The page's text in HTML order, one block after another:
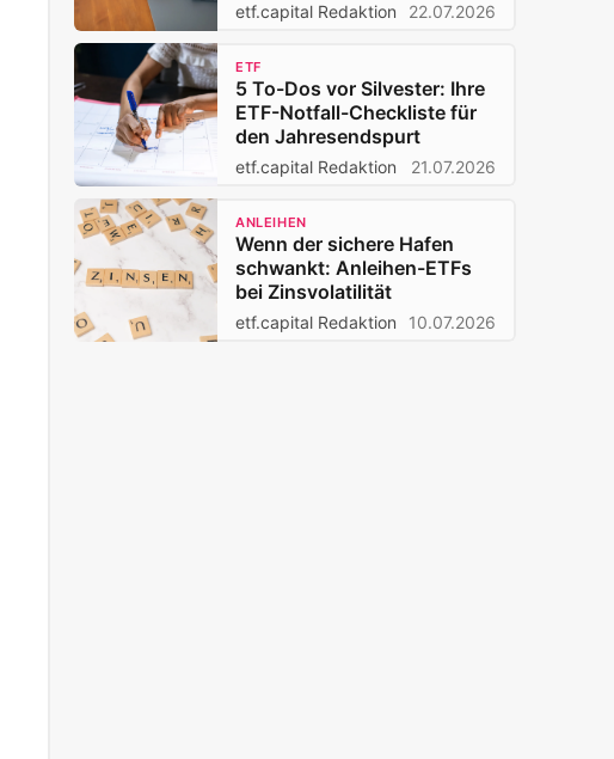
etf.capital Redaktion 22.07.2026
ETF
5 To-Dos vor Silvester: Ihre
ETF-Notfall-Checkliste für
den Jahresendspurt
etf.capital Redaktion 21.07.2026
ANLEIHEN
Wenn der sichere Hafen
schwankt: Anleihen-ETFs
bei Zinsvolatilität
etf.capital Redaktion 10.07.2026